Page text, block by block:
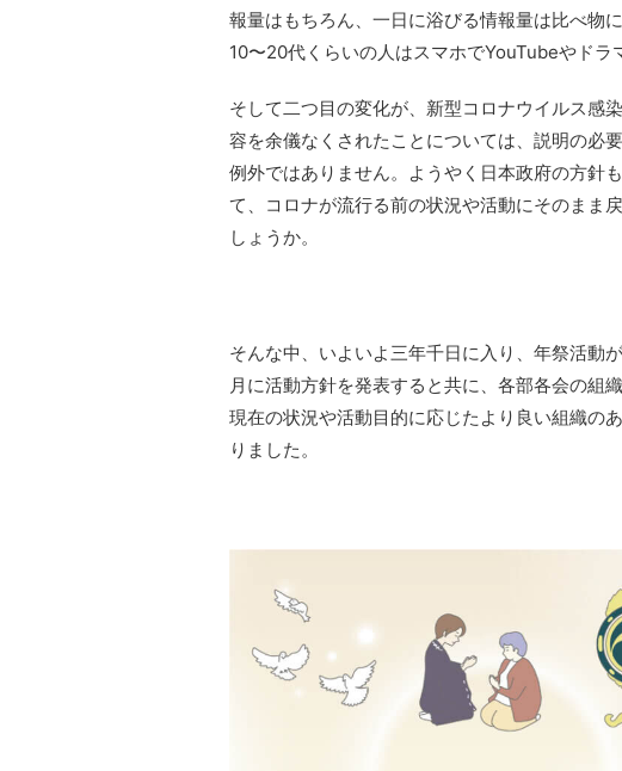
報量はもちろん、一日に浴びる情報量は比べ物
10〜20代くらいの人はスマホでYouTubeやドラ
そして二つ目の変化が、新型コロナウイルス感
容を余儀なくされたことについては、説明の必
例外ではありません。ようやく日本政府の方針
て、コロナが流行る前の状況や活動にそのまま
しょうか。
そんな中、いよいよ三年千日に入り、年祭活動
月に活動方針を発表すると共に、各部各会の組
現在の状況や活動目的に応じたより良い組織の
りました。